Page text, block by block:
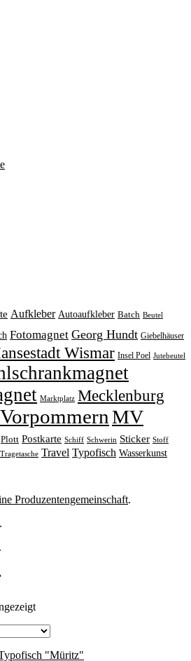
Aufkleber Autoaufkleber Batch Beutel
Fotomagnet Georg Hundt Giebelhäuser
Wismar Insel Poel Jutebeutel
Marktplatz Mecklenburg
MV
Plott Postkarte Schiff Schwerin Sticker Stoff
Tragetasche Travel Typofisch Wasserkunst
Produzentengemeinschaft.
.
.